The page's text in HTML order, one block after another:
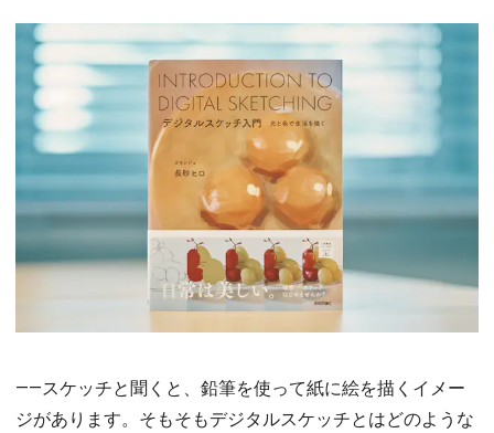
――スケッチと聞くと、鉛筆を使って紙に絵を描くイメー
ジがあります。そもそもデジタルスケッチとはどのような